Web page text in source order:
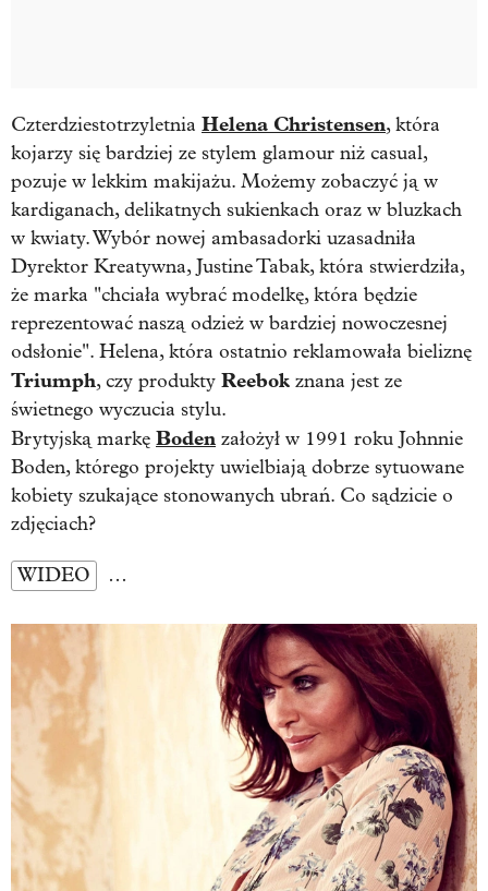
Czterdziestotrzyletnia Helena Christensen, która
kojarzy się bardziej ze stylem glamour niż casual,
pozuje w lekkim makijażu. Możemy zobaczyć ją w
kardiganach, delikatnych sukienkach oraz w bluzkach
w kwiaty. Wybór nowej ambasadorki uzasadniła
Dyrektor Kreatywna, Justine Tabak, która stwierdziła,
że marka "chciała wybrać modelkę, która będzie
reprezentować naszą odzież w bardziej nowoczesnej
odsłonie". Helena, która ostatnio reklamowała bieliznę
Triumph, czy produkty Reebok znana jest ze
świetnego wyczucia stylu.
Brytyjską markę Boden założył w 1991 roku Johnnie
Boden, którego projekty uwielbiają dobrze sytuowane
kobiety szukające stonowanych ubrań. Co sądzicie o
zdjęciach?
WIDEO …